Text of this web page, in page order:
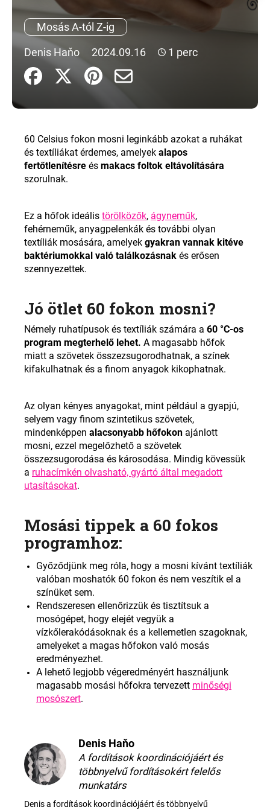
Mosás A-tól Z-ig
Denis Haňo
2024.09.16 1 perc
60 Celsius fokon mosni leginkább azokat a ruhákat
és textíliákat érdemes, amelyek alapos
fertőtlenítésre és makacs foltok eltávolítására
szorulnak.
Ez a hőfok ideális törölközők, ágyneműk,
fehérneműk, anyagpelenkák és további olyan
textíliák mosására, amelyek gyakran vannak kitéve
baktériumokkal való találkozásnak és erősen
szennyezettek.
Jó ötlet 60 fokon mosni?
Némely ruhatípusok és textíliák számára a 60 °C-os
program megterhelő lehet. A magasabb hőfok
miatt a szövetek összezsugorodhatnak, a színek
kifakulhatnak és a finom anyagok kikophatnak.
Az olyan kényes anyagokat, mint például a gyapjú,
selyem vagy finom szintetikus szövetek,
mindenképpen alacsonyabb hőfokon ajánlott
mosni, ezzel megelőzhető a szövetek
összezsugorodása és károsodása. Mindig kövessük
a ruhacímkén olvasható, gyártó által megadott
utasításokat.
Mosási tippek a 60 fokos
programhoz:
Győződjünk meg róla, hogy a mosni kívánt textíliák
valóban moshatók 60 fokon és nem veszítik el a
színüket sem.
Rendszeresen ellenőrizzük és tisztítsuk a
mosógépet, hogy elejét vegyük a
vízkőlerakódásoknak és a kellemetlen szagoknak,
amelyeket a magas hőfokon való mosás
eredményezhet.
A lehető legjobb végeredményért használjunk
magasabb mosási hőfokra tervezett minőségi
mosószert.
Denis Haňo
A fordítások koordinációjáért és
többnyelvű fordításokért felelős
munkatárs
Denis a fordítások koordinációjáért és többnyelvű
A
j
j